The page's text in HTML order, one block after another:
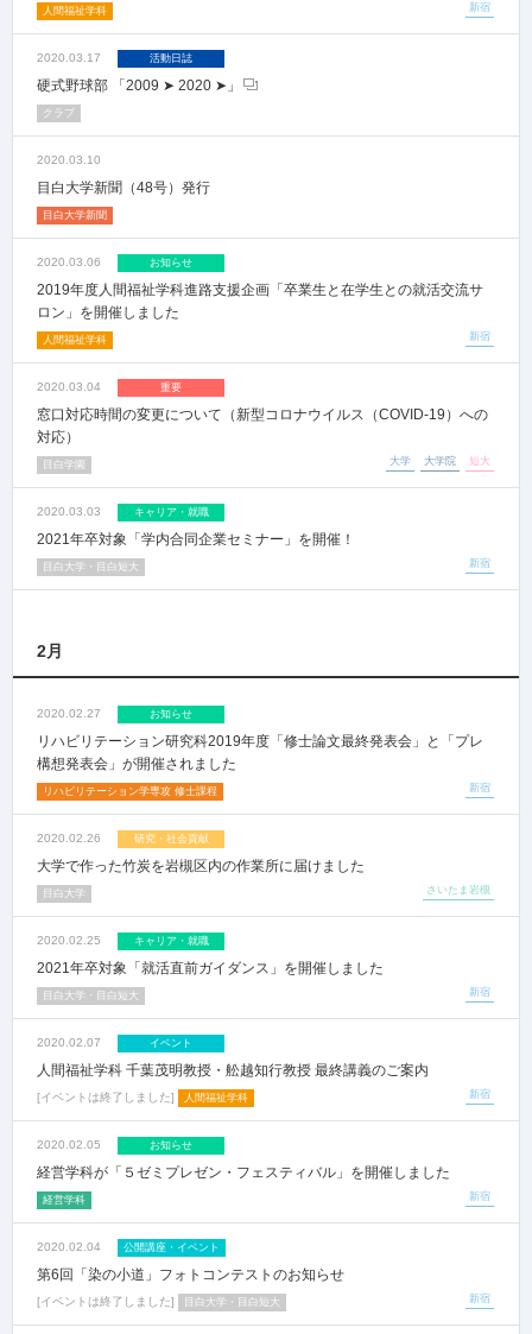
新宿
人間福祉学科
2020.03.17 活動日誌
硬式野球部 「2009 ➤ 2020 ➤」
クラブ
2020.03.10
目白大学新聞（48号）発行
目白大学新聞
2020.03.06 お知らせ
2019年度人間福祉学科進路支援企画「卒業生と在学生との就活交流サ
ロン」を開催しました
新宿
人間福祉学科
2020.03.04 重要
窓口対応時間の変更について（新型コロナウイルス（COVID-19）への
対応）
大学 大学院 短大
目白学園
2020.03.03 キャリア・就職
2021年卒対象「学内合同企業セミナー」を開催！
新宿
目白大学・目白短大
2月
2020.02.27 お知らせ
リハビリテーション研究科2019年度「修士論文最終発表会」と「プレ
構想発表会」が開催されました
新宿
リハビリテーション学専攻 修士課程
2020.02.26 研究・社会貢献
大学で作った竹炭を岩槻区内の作業所に届けました
さいたま岩槻
目白大学
2020.02.25 キャリア・就職
2021年卒対象「就活直前ガイダンス」を開催しました
新宿
目白大学・目白短大
2020.02.07 イベント
人間福祉学科 千葉茂明教授・舩越知行教授 最終講義のご案内
イベントは終了しました 新宿
人間福祉学科
2020.02.05 お知らせ
経営学科が「５ゼミプレゼン・フェスティバル」を開催しました
新宿
経営学科
2020.02.04 公開講座・イベント
第6回「染の小道」フォトコンテストのお知らせ
イベントは終了しました 新宿
目白大学・目白短大